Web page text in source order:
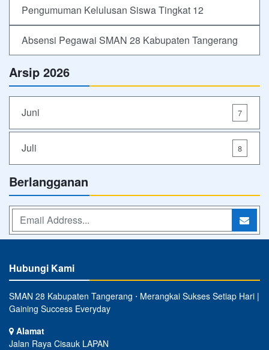
Pengumuman Kelulusan Siswa Tingkat 12
Absensi Pegawai SMAN 28 Kabupaten Tangerang
Arsip 2026
Juni 7
Juli 8
Berlangganan
Hubungi Kami
SMAN 28 Kabupaten Tangerang ⋅ Merangkai Sukses Setiap Hari |
Gaining Success Everyday
Alamat
Jalan Raya Cisauk LAPAN